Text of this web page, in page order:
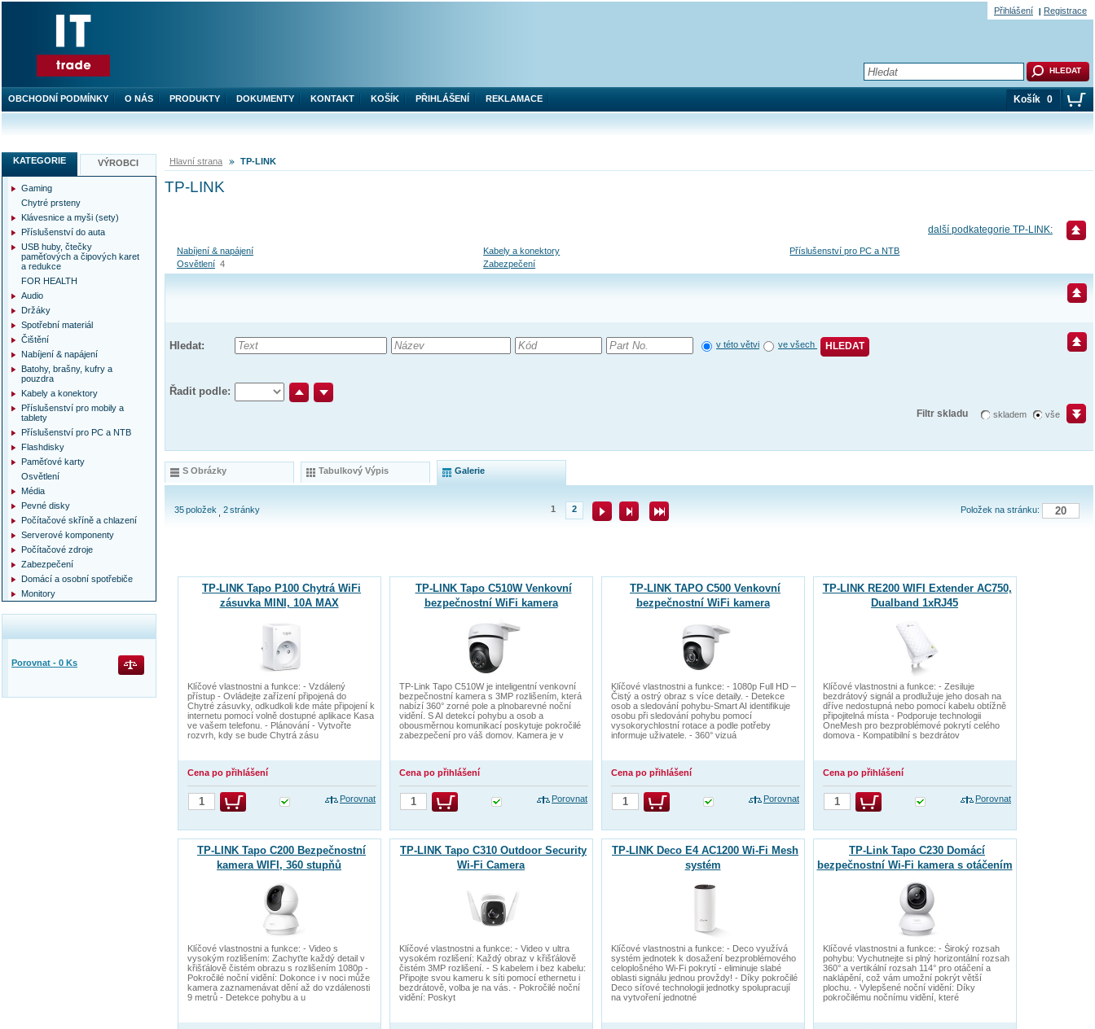
Hlavní strana TP-LINK
TP-LINK
další podkategorie TP-LINK:
Nabíjení & napájení Kabely a konektory
Příslušenství pro PC a NTB
Osvětlení 4 Zabezpečení
Hledat: v této větvi ve všech HLEDAT
Řadit podle:
Filtr skladu skladem vše
S Obrázky Tabulkový Výpis Galerie
Položek na stránku:
35položek 2stránky 1 2
TP-LINK Tapo P100 Chytrá WiFi
zásuvka MINI, 10A MAX
Klíčové vlastnostni a funkce: - Vzdálený
přístup - Ovládejte zařízení připojená do
Chytré zásuvky, odkudkoli kde máte připojení k
internetu pomocí volně dostupné aplikace Kasa
ve vašem telefonu. - Plánování - Vytvořte
rozvrh, kdy se bude Chytrá zásu
Cena po přihlášení
Porovnat
TP-LINK Tapo C510W Venkovní
bezpečnostní WiFi kamera
TP-Link Tapo C510W je inteligentní venkovní
bezpečnostní kamera s 3MP rozlišením, která
nabízí 360° zorné pole a plnobarevné noční
vidění. S AI detekcí pohybu a osob a
obousměrnou komunikací poskytuje pokročilé
zabezpečení pro váš domov. Kamera je v
Cena po přihlášení
Porovnat
TP-LINK TAPO C500 Venkovní
bezpečnostní WiFi kamera
Klíčové vlastnostni a funkce: - 1080p Full HD –
Čistý a ostrý obraz s více detaily. - Detekce
osob a sledování pohybu-Smart AI identifikuje
osobu při sledování pohybu pomocí
vysokorychlostní rotace a podle potřeby
informuje uživatele. - 360° vizuá
Cena po přihlášení
Porovnat
TP-LINK RE200 WIFI Extender AC750,
Dualband 1xRJ45
Klíčové vlastnostni a funkce: - Zesiluje
bezdrátový signál a prodlužuje jeho dosah na
dříve nedostupná nebo pomocí kabelu obtížně
připojitelná místa - Podporuje technologii
OneMesh pro bezproblémové pokrytí celého
domova - Kompatibilní s bezdrátov
Cena po přihlášení
Porovnat
TP-LINK Tapo C200 Bezpečnostní
kamera WIFI, 360 stupňů
Klíčové vlastnostni a funkce: - Video s
vysokým rozlišením: Zachyťte každý detail v
křišťálově čistém obrazu s rozlišením 1080p -
Pokročilé noční vidění: Dokonce i v noci může
kamera zaznamenávat dění až do vzdálenosti
9 metrů - Detekce pohybu a u
TP-LINK Tapo C310 Outdoor Security
Wi-Fi Camera
Klíčové vlastnostni a funkce: - Video v ultra
vysokém rozlišení: Každý obraz v křišťálově
čistém 3MP rozlišení. - S kabelem i bez kabelu:
Připojte svou kameru k síti pomocí ethernetu i
bezdrátově, volba je na vás. - Pokročilé noční
vidění: Poskyt
TP-LINK Deco E4 AC1200 Wi-Fi Mesh
systém
Klíčové vlastnostni a funkce: - Deco využívá
systém jednotek k dosažení bezproblémového
celoplošného Wi-Fi pokrytí - eliminuje slabé
oblasti signálu jednou provždy! - Díky pokročilé
Deco síťové technologii jednotky spolupracují
na vytvoření jednotné
TP-Link Tapo C230 Domácí
bezpečnostní Wi-Fi kamera s otáčením
Klíčové vlastnostni a funkce: - Široký rozsah
pohybu: Vychutnejte si plný horizontální rozsah
360° a vertikální rozsah 114° pro otáčení a
naklápění, což vám umožní pokrýt větší
plochu. - Vylepšené noční vidění: Díky
pokročilému nočnímu vidění, které
KATEGORIE VÝROBCI
Gaming
Chytré prsteny
Klávesnice a myši (sety)
Příslušenství do auta
USB huby, čtečky
paměťových a čipových karet
a redukce
FOR HEALTH
Audio
Držáky
Spotřební materiál
Čištění
Nabíjení & napájení
Batohy, brašny, kufry a
pouzdra
Kabely a konektory
Příslušenství pro mobily a
tablety
Příslušenství pro PC a NTB
Flashdisky
Paměťové karty
Osvětlení
Média
Pevné disky
Počítačové skříně a chlazení
Serverové komponenty
Počítačové zdroje
Zabezpečení
Domácí a osobní spotřebiče
Monitory
Porovnat - 0 Ks
OBCHODNÍ PODMÍNKY O NÁS PRODUKTY DOKUMENTY KONTAKT KOŠÍK PŘIHLÁŠENÍ REKLAMACE Košík 0
Přihlášení Registrace